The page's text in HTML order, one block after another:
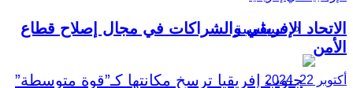
سياسية
الاتحاد الإفريقي والشراكات في مجال إصلاح قطاع
الأمن
أكتوبر 22, 2024